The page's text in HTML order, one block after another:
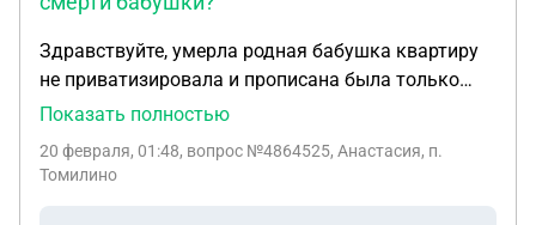
Здравствуйте, умерла родная бабушка квартиру
не приватизировала и прописана была только
она,возможно переоформить договор на себя
возможно ли жить дальше в этой квартире?
Показать полностью
20 февраля, 01:48, вопрос №4864525, Анастасия, п.
Томилино